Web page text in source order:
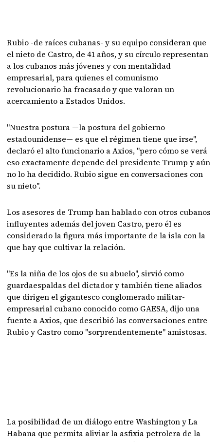
Rubio -de raíces cubanas- y su equipo consideran que
el nieto de Castro, de 41 años, y su círculo representan
a los cubanos más jóvenes y con mentalidad
empresarial, para quienes el comunismo
revolucionario ha fracasado y que valoran un
acercamiento a Estados Unidos.
"Nuestra postura —la postura del gobierno
estadounidense— es que el régimen tiene que irse",
declaró el alto funcionario a Axios, "pero cómo se verá
eso exactamente depende del presidente Trump y aún
no lo ha decidido. Rubio sigue en conversaciones con
su nieto".
Los asesores de Trump han hablado con otros cubanos
influyentes además del joven Castro, pero él es
considerado la figura más importante de la isla con la
que hay que cultivar la relación.
"Es la niña de los ojos de su abuelo", sirvió como
guardaespaldas del dictador y también tiene aliados
que dirigen el gigantesco conglomerado militar-
empresarial cubano conocido como GAESA, dijo una
fuente a Axios, que describió las conversaciones entre
Rubio y Castro como "sorprendentemente" amistosas.
La posibilidad de un diálogo entre Washington y La
Habana que permita aliviar la asfixia petrolera de la